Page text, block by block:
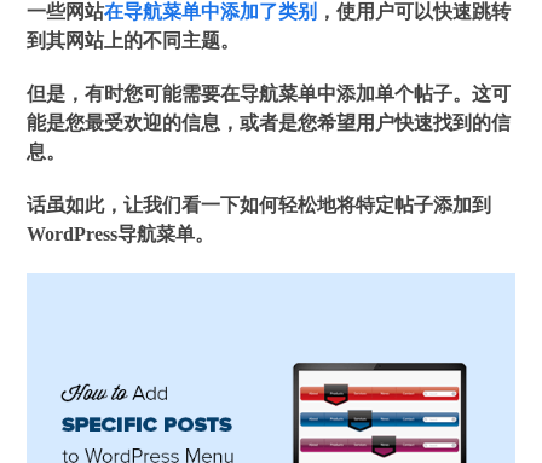
一些网站在导航菜单中添加了类别 ，使用户可以快速跳转
到其网站上的不同主题。
但是，有时您可能需要在导航菜单中添加单个帖子。这可
能是您最受欢迎的信息，或者是您希望用户快速找到的信
息。
话虽如此，让我们看一下如何轻松地将特定帖子添加到
WordPress导航菜单。